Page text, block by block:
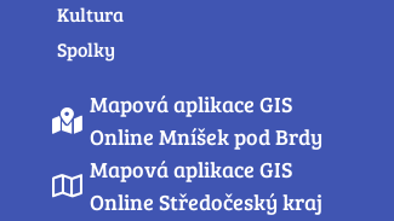
Kultura
Spolky
Mapová aplikace GIS
Online Mníšek pod Brdy
Mapová aplikace GIS
Online Středočeský kraj